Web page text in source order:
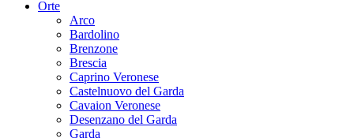
Orte
Arco
Bardolino
Brenzone
Brescia
Caprino Veronese
Castelnuovo del Garda
Cavaion Veronese
Desenzano del Garda
Garda